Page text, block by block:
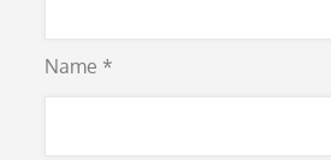
Name *